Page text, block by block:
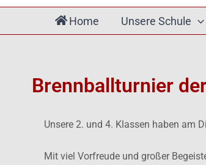
Home Unsere Schule
Brennballturnier
Unsere 2. und 4. Klassen haben am
Mit viel Vorfreude und großer